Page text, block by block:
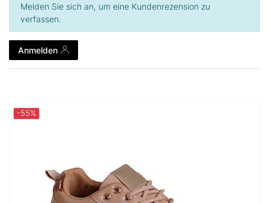
Melden Sie sich an, um eine Kundenrezension zu
verfassen.
Anmelden
-55%